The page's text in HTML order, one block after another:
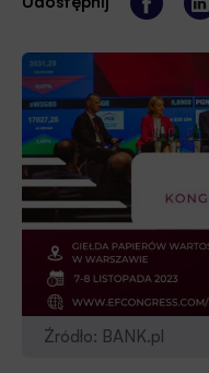
Źródło: BANK.pl